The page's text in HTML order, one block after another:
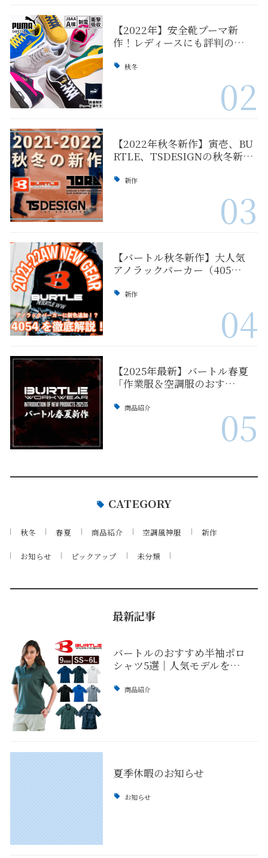
【2022年】安全靴プーマ新
作！レディースにも評判の…
秋冬
02
【2022年秋冬新作】寅壱、BU
RTLE、TSDESIGNの秋冬新…
新作
03
【バートル秋冬新作】大人気
アノラックパーカー（405…
新作
04
【2025年最新】バートル春夏
「作業服＆空調服のおす…
商品紹介 05
CATEGORY
秋冬 春夏 商品紹介 空調風神服 新作
お知らせ ピックアップ 未分類
最新記事
バートルのおすすめ半袖ポロ
シャツ5選｜人気モデルを…
商品紹介
夏季休暇のお知らせ
お知らせ